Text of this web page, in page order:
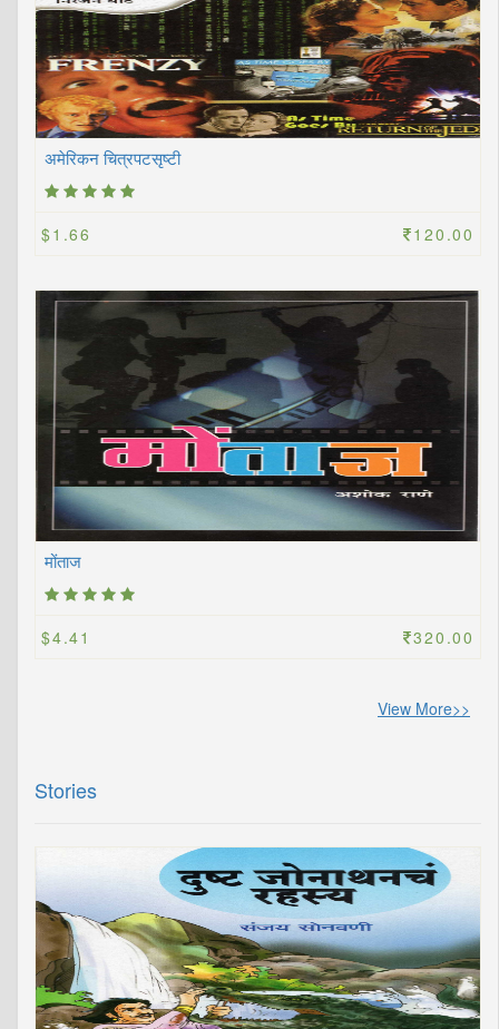
अमेरिकन चित्रपटसृष्टी
$1.66 120.00
मोंताज
$4.41 320.00
View More>>
Stories